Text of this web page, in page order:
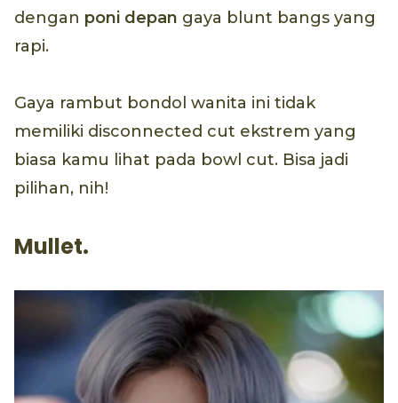
dengan poni depan gaya blunt bangs yang
rapi.
Gaya rambut bondol wanita ini tidak
memiliki disconnected cut ekstrem yang
biasa kamu lihat pada bowl cut. Bisa jadi
pilihan, nih!
Mullet.